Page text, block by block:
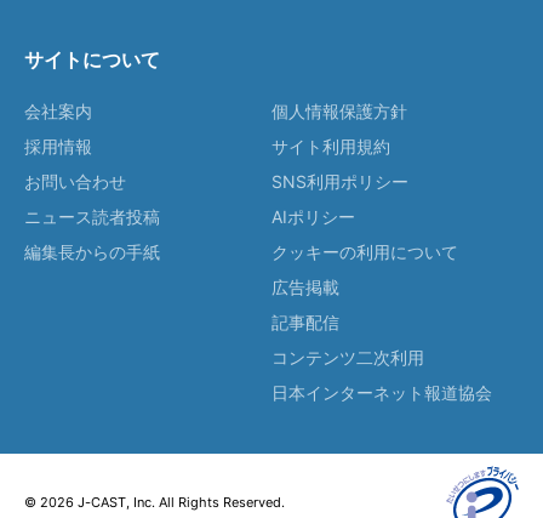
サイトについて
会社案内
採用情報
お問い合わせ
ニュース読者投稿
編集長からの手紙
個人情報保護方針
サイト利用規約
SNS利用ポリシー
AIポリシー
クッキーの利用について
広告掲載
記事配信
コンテンツ二次利用
日本インターネット報道協会
© 2026 J-CAST, Inc. All Rights Reserved.